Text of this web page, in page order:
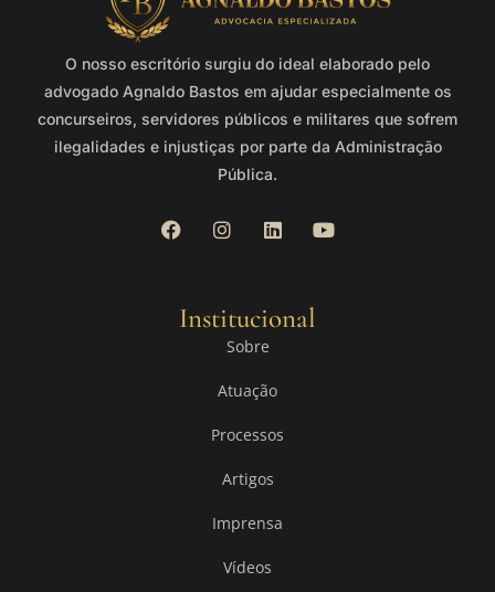
O nosso escritório surgiu do ideal elaborado pelo
advogado Agnaldo Bastos em ajudar especialmente os
concurseiros, servidores públicos e militares que sofrem
ilegalidades e injustiças por parte da Administração
Pública.
Institucional
Sobre
Atuação
Processos
Artigos
Imprensa
Vídeos